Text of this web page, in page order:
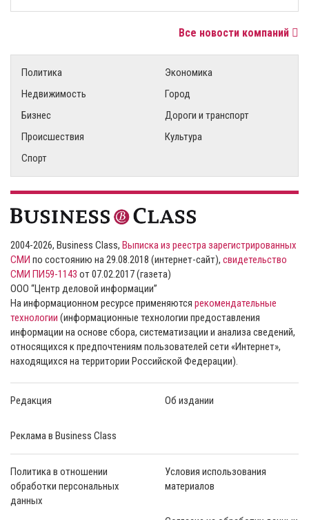
Все новости компаний
Политика
Экономика
Недвижимость
Город
Бизнес
Дороги и транспорт
Происшествия
Культура
Спорт
2004-2026, Business Class, Выписка из реестра зарегистрированных
СМИ по состоянию на 29.08.2018 (интернет-сайт), свидетельство
СМИ ПИ59-1143 от 07.02.2017 (газета)
ООО “Центр деловой информации”
На информационном ресурсе применяются рекомендательные
технологии (информационные технологии предоставления
информации на основе сбора, систематизации и анализа сведений,
относящихся к предпочтениям пользователей сети «Интернет»,
находящихся на территории Российской Федерации).
Редакция Об издании
Реклама в Business Class
Политика в отношении
обработки персональных
данных
Условия использования
материалов